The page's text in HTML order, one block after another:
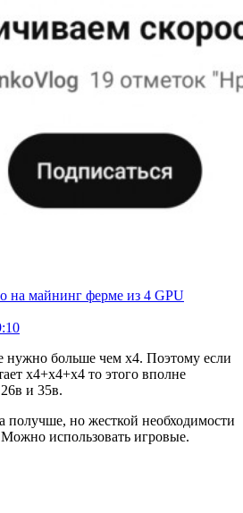
на майнинг ферме из 4 GPU
больше чем х4. Поэтому если
х4+х4+х4 то этого вполне
и 35в.
получше, но жесткой необходимости
использовать игровые.